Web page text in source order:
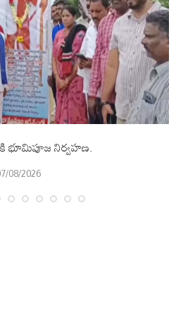
భూమిపూజ నిర్వహణ.
08/2026